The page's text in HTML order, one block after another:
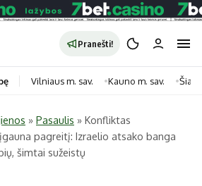
Pranešti!
Kategorijos
Vilniaus m. sav. Kauno m. sav.
» Pasaulis » Konfliktas
pagreitį: Izraelio atsako banga
šimtai sužeistų